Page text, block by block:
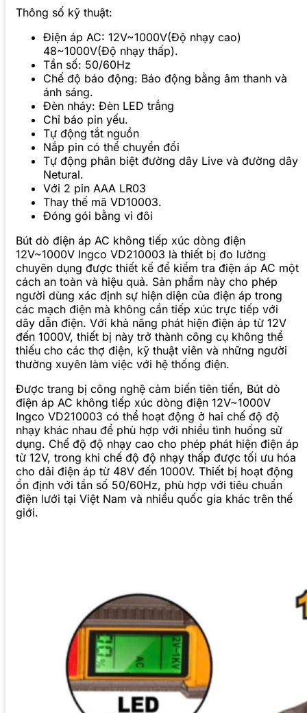
Thông số kỹ thuật:
Điện áp AC: 12V~1000V(Độ nhạy cao)
48~1000V(Độ nhạy thấp).
Tần số: 50/60Hz
Chế độ báo động: Báo động bằng âm thanh và
ánh sáng.
Đèn nháy: Đèn LED trắng
Chỉ báo pin yếu.
Tự động tắt nguồn
Nắp pin có thể chuyển đổi
Tự động phân biệt đường dây Live và đường dây
Netural.
Với 2 pin AAA LR03
Thay thế mã VD10003.
Đóng gói bằng vỉ đôi
Bút dò điện áp AC không tiếp xúc dòng điện
12V~1000V Ingco VD210003 là thiết bị đo lường
chuyên dụng được thiết kế để kiểm tra điện áp AC một
cách an toàn và hiệu quả. Sản phẩm này cho phép
người dùng xác định sự hiện diện của điện áp trong
các mạch điện mà không cần tiếp xúc trực tiếp với
dây dẫn điện. Với khả năng phát hiện điện áp từ 12V
đến 1000V, thiết bị này trở thành công cụ không thể
thiếu cho các thợ điện, kỹ thuật viên và những người
thường xuyên làm việc với hệ thống điện.
Được trang bị công nghệ cảm biến tiên tiến, Bút dò
điện áp AC không tiếp xúc dòng điện 12V~1000V
Ingco VD210003 có thể hoạt động ở hai chế độ độ
nhạy khác nhau để phù hợp với nhiều tình huống sử
dụng. Chế độ độ nhạy cao cho phép phát hiện điện áp
từ 12V, trong khi chế độ độ nhạy thấp được tối ưu hóa
cho dải điện áp từ 48V đến 1000V. Thiết bị hoạt động
ổn định với tần số 50/60Hz, phù hợp với tiêu chuẩn
điện lưới tại Việt Nam và nhiều quốc gia khác trên thế
giới.